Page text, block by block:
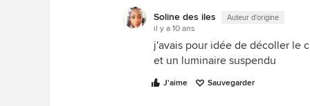
Soline des iles Auteur d'origine
il y a 10 ans
j'avais pour idée de décoller le
et un luminaire suspendu
J'aime Sauvegarder